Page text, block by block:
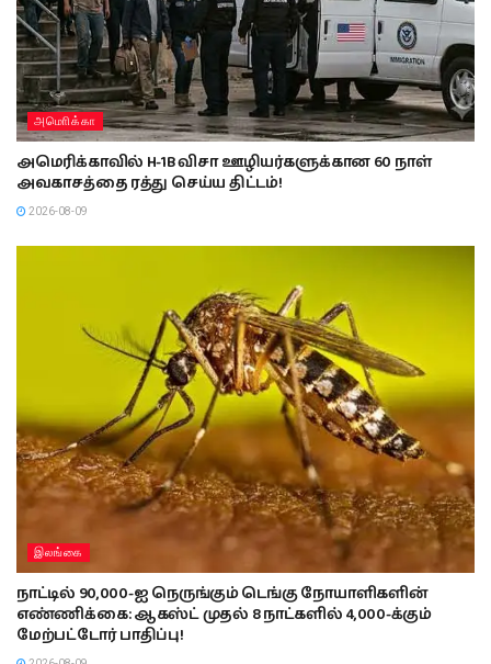
அமொிக்கா
அமெரிக்காவில் H-1B விசா ஊழியர்களுக்கான 60 நாள்
அவகாசத்தை ரத்து செய்ய திட்டம்!
2026-08-09
இலங்கை
நாட்டில் 90,000-ஐ நெருங்கும் டெங்கு நோயாளிகளின்
எண்ணிக்கை: ஆகஸ்ட் முதல் 8 நாட்களில் 4,000-க்கும்
மேற்பட்டோர் பாதிப்பு!